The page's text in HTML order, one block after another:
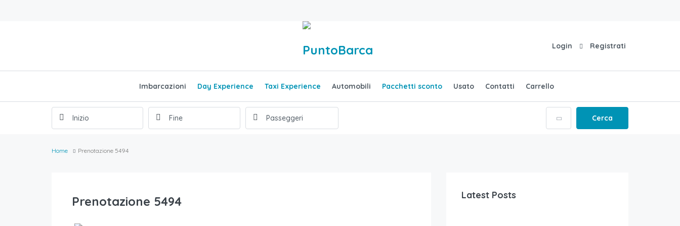
Login Registrati
Imbarcazioni Day Experience Taxi Experience Automobili Pacchetti sconto Usato Contatti Carrello
Cerca
Home Prenotazione 5494
Prenotazione 5494 Latest Posts